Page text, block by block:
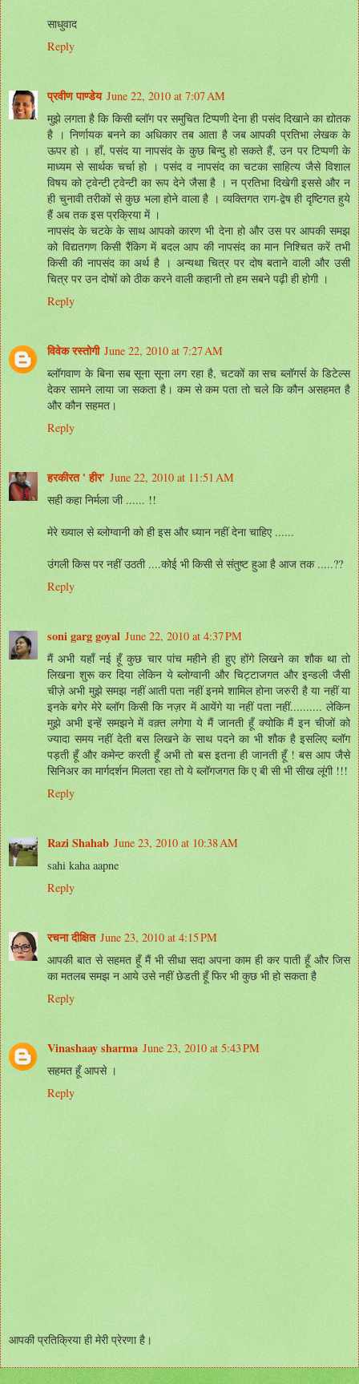
साधुवाद
Reply
प्रवीण पाण्डेय June 22, 2010 at 7:07 AM
मुझे लगता है कि किसी ब्लॉग पर समुचित टिप्पणी देना ही पसंद दिखाने का द्योतक
है । निर्णायक बनने का अधिकार तब आता है जब आपकी प्रतिभा लेखक के
ऊपर हो । हाँ, पसंद या नापसंद के कुछ बिन्दु हो सकते हैं, उन पर टिप्पणी के
माध्यम से सार्थक चर्चा हो । पसंद व नापसंद का चटका साहित्य जैसे विशाल
विषय को ट्वेन्टी ट्वेन्टी का रूप देने जैसा है । न प्रतिभा दिखेगी इससे और न
ही चुनावी तरीकों से कुछ भला होने वाला है । व्यक्तिगत राग-द्वेष ही दृष्टिगत हुये
हैं अब तक इस प्रक्रिया में ।
नापसंद के चटके के साथ आपको कारण भी देना हो और उस पर आपकी समझ
को विद्यतगण किसी रैंकिग में बदल आप की नापसंद का मान निश्चित करें तभी
किसी की नापसंद का अर्थ है । अन्यथा चित्र पर दोष बताने वाली और उसी
चित्र पर उन दोषों को ठीक करने वाली कहानी तो हम सबने पढ़ी ही होगी ।
Reply
विवेक रस्तोगी June 22, 2010 at 7:27 AM
ब्लॉगवाण के बिना सब सूना सूना लग रहा है, चटकों का सच ब्लॉगर्स के डिटेल्स
देकर सामने लाया जा सकता है। कम से कम पता तो चले कि कौन असहमत है
और कौन सहमत।
Reply
हरकीरत ' हीर' June 22, 2010 at 11:51 AM
सही कहा निर्मला जी ...... !!
मेरे ख्याल से ब्लोग्वानी को ही इस और ध्यान नहीं देना चाहिए ......
उंगली किस पर नहीं उठती ....कोई भी किसी से संतुष्ट हुआ है आज तक .....??
Reply
soni garg goyal June 22, 2010 at 4:37 PM
मैं अभी यहाँ नई हूँ कुछ चार पांच महीने ही हुए होंगे लिखने का शौक था तो
लिखना शुरू कर दिया लेकिन ये ब्लोग्वानी और चिट्टाजगत और इन्डली जैसी
चीज़े अभी मुझे समझ नहीं आती पता नहीं इनमे शामिल होना जरुरी है या नहीं या
इनके बगेर मेरे ब्लॉग किसी कि नज़र में आयेंगे या नहीं पता नहीं.......... लेकिन
मुझे अभी इन्हें समझने में वक़्त लगेगा ये मैं जानती हूँ क्योकि मैं इन चीजों को
ज्यादा समय नहीं देती बस लिखने के साथ पदने का भी शौक है इसलिए ब्लॉग
पड़ती हूँ और कमेन्ट करती हूँ अभी तो बस इतना ही जानती हूँ ! बस आप जैसे
सिनिअर का मार्गदर्शन मिलता रहा तो ये ब्लॉगजगत कि ए बी सी भी सीख लूंगी !!!
Reply
Razi Shahab June 23, 2010 at 10:38 AM
sahi kaha aapne
Reply
रचना दीक्षित June 23, 2010 at 4:15 PM
आपकी बात से सहमत हूँ मैं भी सीधा सदा अपना काम ही कर पाती हूँ और जिस
का मतलब समझ न आये उसे नहीं छेडती हूँ फिर भी कुछ भी हो सकता है
Reply
Vinashaay sharma June 23, 2010 at 5:43 PM
सहमत हूँ आपसे ।
Reply
आपकी प्रतिक्रिया ही मेरी प्रेरणा है।